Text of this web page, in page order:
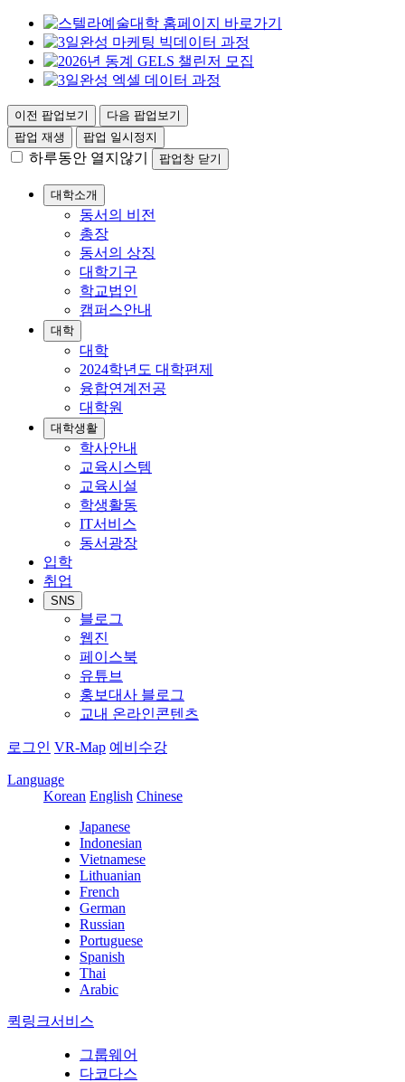
이전 팝업보기
다음 팝업보기
팝업 재생
팝업 일시정지
하루동안 열지않기 팝업창 닫기
대학소개
동서의 비전
총장
동서의 상징
대학기구
학교법인
캠퍼스안내
대학
대학
2024학년도 대학편제
융합연계전공
대학원
대학생활
학사안내
교육시스템
교육시설
학생활동
IT서비스
동서광장
입학
취업
SNS
블로그
웹진
페이스북
유튜브
홍보대사 블로그
교내 온라인콘텐츠
로그인 VR-Map 예비수강
Language
Korean English Chinese
Japanese
Indonesian
Vietnamese
Lithuanian
French
German
Russian
Portuguese
Spanish
Thai
Arabic
퀵링크서비스
그룹웨어
다코다스